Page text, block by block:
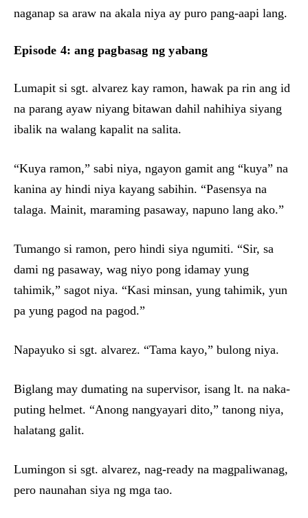
naganap sa araw na akala niya ay puro pang-aapi lang.
Episode 4: ang pagbasag ng yabang
Lumapit si sgt. alvarez kay ramon, hawak pa rin ang id
na parang ayaw niyang bitawan dahil nahihiya siyang
ibalik na walang kapalit na salita.
“Kuya ramon,” sabi niya, ngayon gamit ang “kuya” na
kanina ay hindi niya kayang sabihin. “Pasensya na
talaga. Mainit, maraming pasaway, napuno lang ako.”
Tumango si ramon, pero hindi siya ngumiti. “Sir, sa
dami ng pasaway, wag niyo pong idamay yung
tahimik,” sagot niya. “Kasi minsan, yung tahimik, yun
pa yung pagod na pagod.”
Napayuko si sgt. alvarez. “Tama kayo,” bulong niya.
Biglang may dumating na supervisor, isang lt. na naka-
puting helmet. “Anong nangyayari dito,” tanong niya,
halatang galit.
Lumingon si sgt. alvarez, nag-ready na magpaliwanag,
pero naunahan siya ng mga tao.